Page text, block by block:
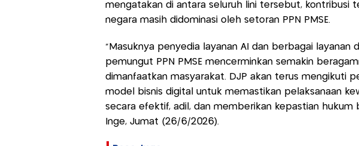
mengatakan di antara seluruh lini tersebut, kontribusi
negara masih didominasi oleh setoran PPN PMSE.
“Masuknya penyedia layanan AI dan berbagai layanan
pemungut PPN PMSE mencerminkan semakin
dimanfaatkan masyarakat. DJP akan terus mengikuti
model bisnis digital untuk memastikan pelaksanaan
secara efektif, adil, dan memberikan kepastian hukum
Inge, Jumat (26/6/2026).